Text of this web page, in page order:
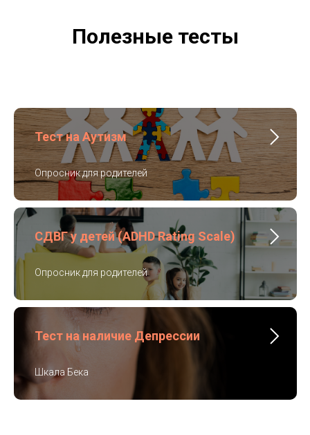
Полезные тесты
Тест на Аутизм
Опросник для родителей
СДВГ у детей (ADHD Rating Scale)
Опросник для родителей
Тест на наличие Депрессии
Шкала Бека